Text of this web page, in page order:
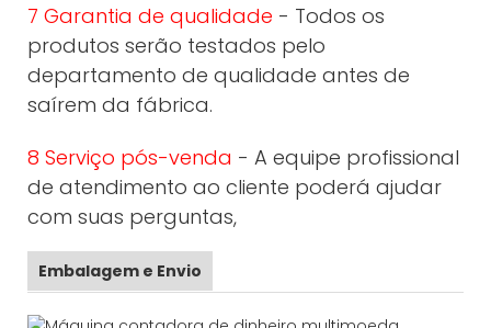
7 Garantia de qualidade - Todos os
produtos serão testados pelo
departamento de qualidade antes de
saírem da fábrica.
8 Serviço pós-venda - A equipe profissional
de atendimento ao cliente poderá ajudar
com suas perguntas,
Embalagem e Envio